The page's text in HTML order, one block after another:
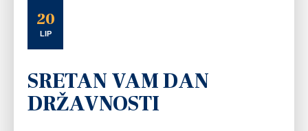
20
LIP
SRETAN VAM DAN
DRŽAVNOSTI